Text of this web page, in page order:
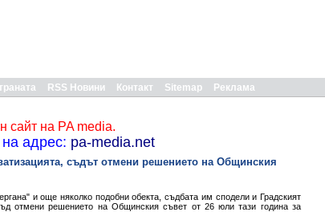
RSS Новини Контакт Sitemap Реклама
сайт на PA media.
адрес: pa-media.net
съдът отмени решението на Общинския
и още няколко подобни обекта, съдбата им сподели и Градският
отмени решението на Общинския съвет от 26 юли тази година за